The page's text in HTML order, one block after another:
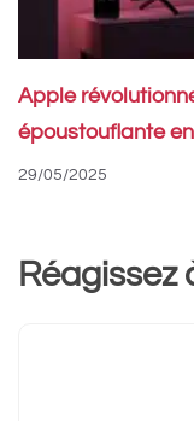
Apple
époustouflante
29/05/2025
Réagissez